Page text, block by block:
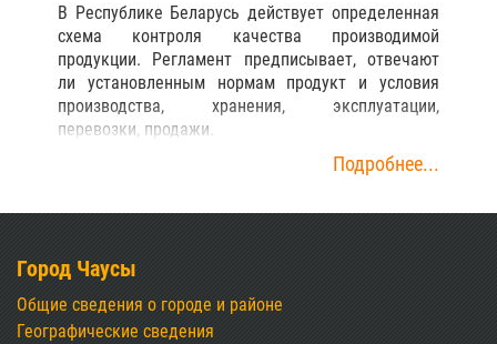
В Республике Беларусь действует определенная
схема контроля качества производимой
продукции. Регламент предписывает, отвечают
ли установленным нормам продукт и условия
производства, хранения, эксплуатации,
перевозки, продажи.
Подробнее...
Город Чаусы
Общие сведения о городе и районе
Географические сведения